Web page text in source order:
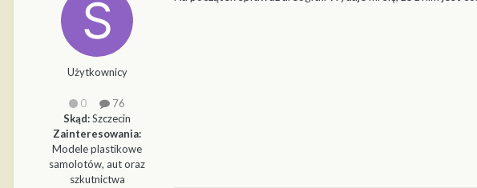
Użytkownicy
0
76
Skąd:Szczecin
Zainteresowania:
Modele plastikowe
samolotów, aut oraz
szkutnictwa